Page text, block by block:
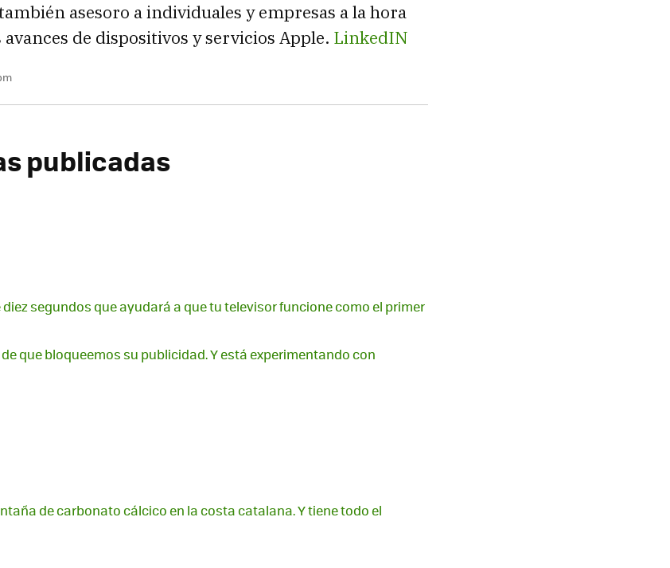
asesoro a individuales y empresas a la hora
de dispositivos y servicios Apple. LinkedIN
publicadas
segundos que ayudará a que tu televisor funcione como el primer
que bloqueemos su publicidad. Y está experimentando con
de carbonato cálcico en la costa catalana. Y tiene todo el